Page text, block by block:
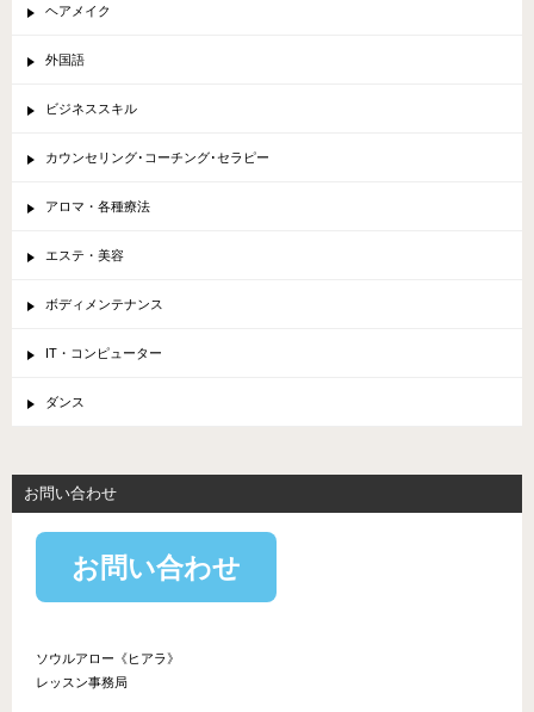
ヘアメイク
外国語
ビジネススキル
カウンセリング･コーチング･セラピー
アロマ・各種療法
エステ・美容
ボディメンテナンス
IT・コンピューター
ダンス
お問い合わせ
お問い合わせ
ソウルアロー《ヒアラ》
レッスン事務局